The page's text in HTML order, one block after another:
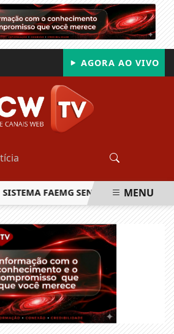
AGORA AO VIVO
FAEMG SENAR LANÇA O PRIMEIRO
MENU